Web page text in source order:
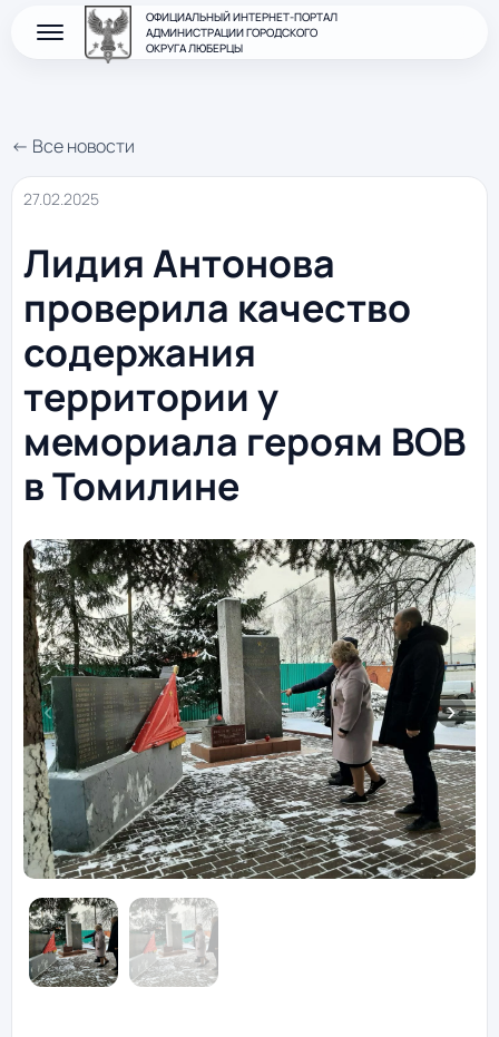
ОФИЦИАЛЬНЫЙ ИНТЕРНЕТ-ПОРТАЛ
АДМИНИСТРАЦИИ ГОРОДСКОГО
ОКРУГА ЛЮБЕРЦЫ
← Все новости
27.02.2025
Лидия Антонова
проверила качество
содержания
территории у
мемориала героям ВОВ
в Томилине